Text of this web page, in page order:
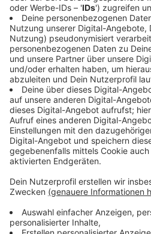
Anzeige
Ursprünglich sollte die Anlage
werden. Doch der anhaltende
einen Weiterbetrieb nötig. Und
sich die Stadt gemeinsam mit
darüber, wie die große Zahl an
untergebracht werden kann.
nahe der B 67 will die Stadt ein
errichten. Um 18 Uhr
deshalb ins Bürgerzentrum
kleinere Wohneinheiten für 4
Nasszelle und eigener Küche.
sollen so ab dem nächsten
Takenkamp unterkommen